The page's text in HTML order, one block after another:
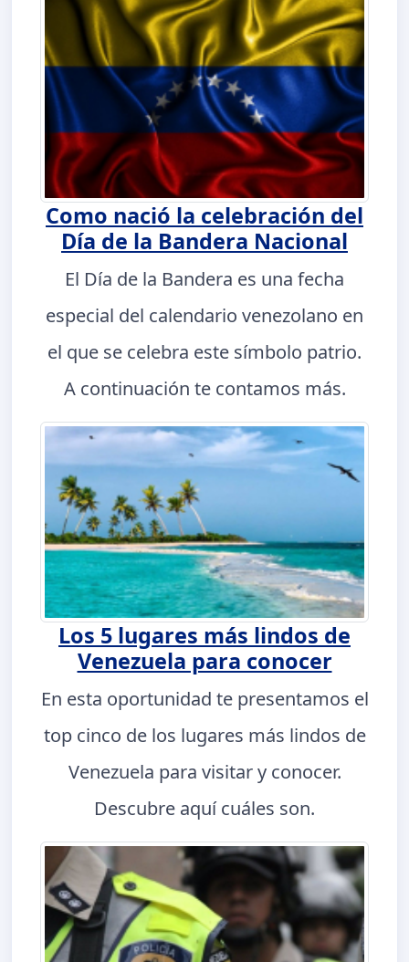
Como nació la celebración del
Día de la Bandera Nacional
El Día de la Bandera es una fecha
especial del calendario venezolano en
el que se celebra este símbolo patrio.
A continuación te contamos más.
Los 5 lugares más lindos de
Venezuela para conocer
En esta oportunidad te presentamos el
top cinco de los lugares más lindos de
Venezuela para visitar y conocer.
Descubre aquí cuáles son.